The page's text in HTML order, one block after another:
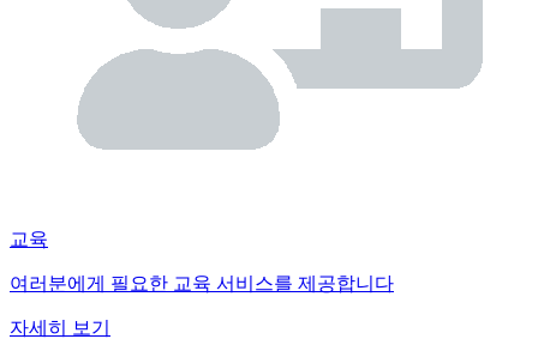
교육
여러분에게 필요한 교육 서비스를 제공합니다
자세히 보기